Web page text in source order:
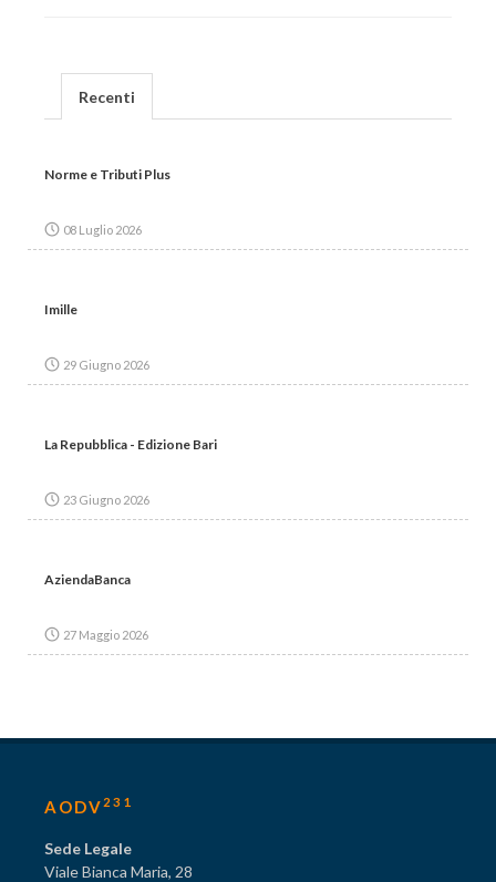
Recenti
Norme e Tributi Plus
08 Luglio 2026
Imille
29 Giugno 2026
La Repubblica - Edizione Bari
23 Giugno 2026
AziendaBanca
27 Maggio 2026
AODV 231
Sede Legale
Viale Bianca Maria, 28